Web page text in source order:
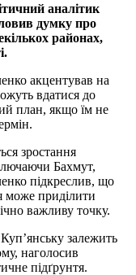
аналітик
думку про
районах,
акцентував на
вдатися до
план, якщо їм не
зростання
Бахмут,
підкреслив, що
може приділити
важливу точку.
залежить
наголосив
підґрунтя.